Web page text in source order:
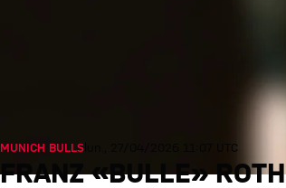
MUNICH BULLS lun., 27/04/2026 11:07 UTC
FRANZ «BULLE»